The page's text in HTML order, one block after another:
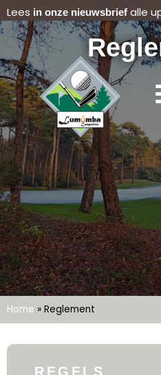
Lees in onze nieuwsbrief alle
Home » Reglement
REGELS